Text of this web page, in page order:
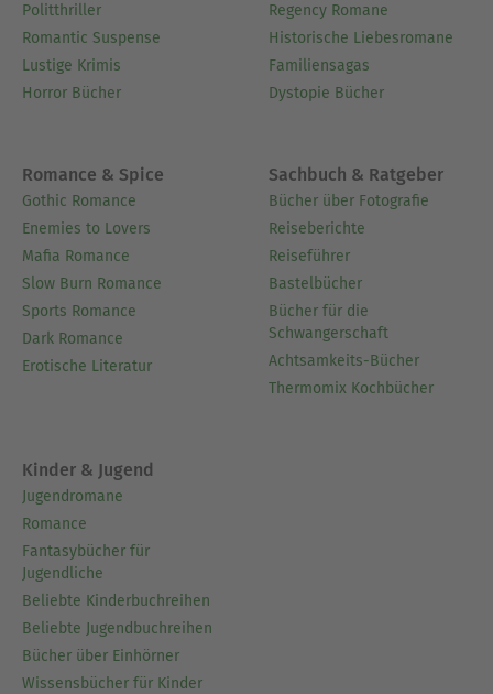
Politthriller
Romantic Suspense
Lustige Krimis
Horror Bücher
Regency Romane
Historische Liebesromane
Familiensagas
Dystopie Bücher
Romance & Spice
Gothic Romance
Enemies to Lovers
Mafia Romance
Slow Burn Romance
Sports Romance
Dark Romance
Erotische Literatur
Sachbuch & Ratgeber
Bücher über Fotografie
Reiseberichte
Reiseführer
Bastelbücher
Bücher für die
Schwangerschaft
Achtsamkeits-Bücher
Thermomix Kochbücher
Kinder & Jugend
Jugendromane
Romance
Fantasybücher für
Jugendliche
Beliebte Kinderbuchreihen
Beliebte Jugendbuchreihen
Bücher über Einhörner
Wissensbücher für Kinder